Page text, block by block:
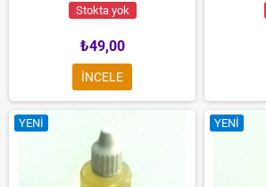
Stokta yok
₺49,00
INCELE
YENI YENI